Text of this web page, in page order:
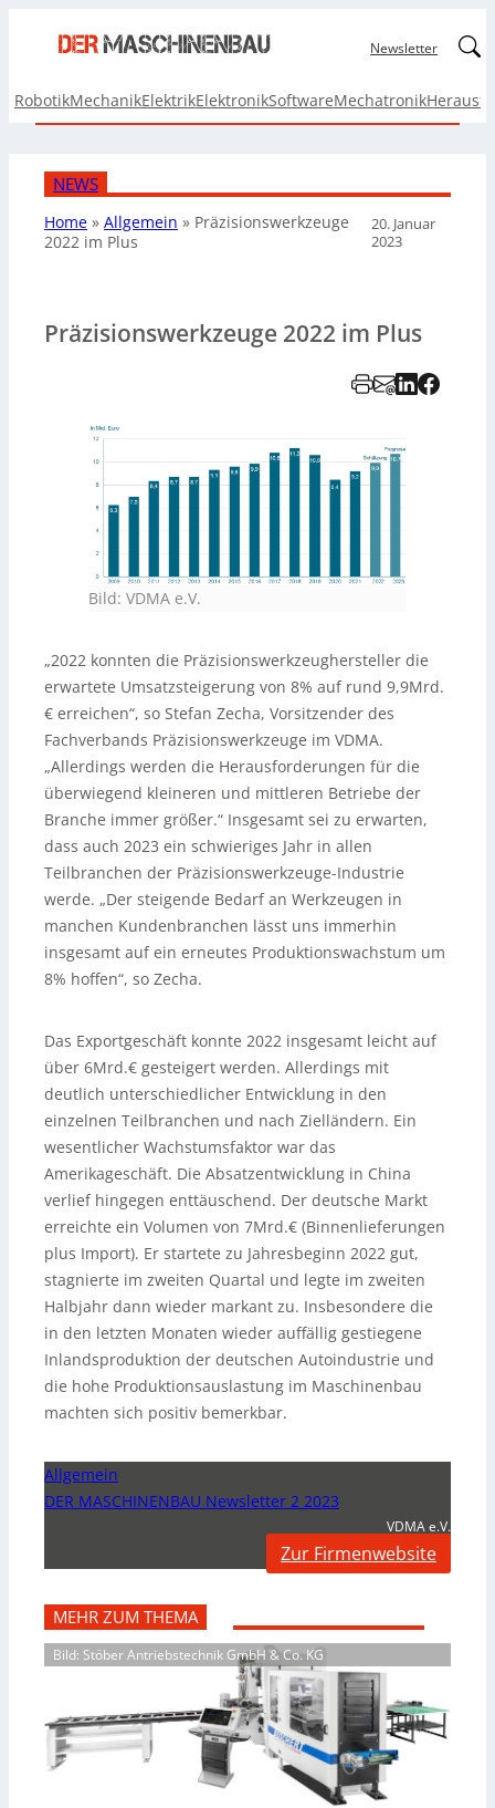
Newsletter
RobotikMechanikElektrikElektronikSoftwareMechatronik
NEWS
Home » Allgemein » Präzisionswerkzeuge
2022 im Plus
20. Januar
2023
Präzisionswerkzeuge 2022 im Plus
Bild: VDMA e.V.
„2022 konnten die Präzisionswerkzeughersteller die
erwartete Umsatzsteigerung von 8% auf rund 9,9Mrd.
€ erreichen“, so Stefan Zecha, Vorsitzender des
Fachverbands Präzisionswerkzeuge im VDMA.
„Allerdings werden die Herausforderungen für die
überwiegend kleineren und mittleren Betriebe der
Branche immer größer.“ Insgesamt sei zu erwarten,
dass auch 2023 ein schwieriges Jahr in allen
Teilbranchen der Präzisionswerkzeuge-Industrie
werde. „Der steigende Bedarf an Werkzeugen in
manchen Kundenbranchen lässt uns immerhin
insgesamt auf ein erneutes Produktionswachstum um
8% hoffen“, so Zecha.
Das Exportgeschäft konnte 2022 insgesamt leicht auf
über 6Mrd.€ gesteigert werden. Allerdings mit
deutlich unterschiedlicher Entwicklung in den
einzelnen Teilbranchen und nach Zielländern. Ein
wesentlicher Wachstumsfaktor war das
Amerikageschäft. Die Absatzentwicklung in China
verlief hingegen enttäuschend. Der deutsche Markt
erreichte ein Volumen von 7Mrd.€ (Binnenlieferungen
plus Import). Er startete zu Jahresbeginn 2022 gut,
stagnierte im zweiten Quartal und legte im zweiten
Halbjahr dann wieder markant zu. Insbesondere die
in den letzten Monaten wieder auffällig gestiegene
Inlandsproduktion der deutschen Autoindustrie und
die hohe Produktionsauslastung im Maschinenbau
machten sich positiv bemerkbar.
Allgemein
DER MASCHINENBAU Newsletter 2 2023
VDMA e.V.
Zur Firmenwebsite
MEHR ZUM THEMA
Bild: Stöber Antriebstechnik GmbH & Co. KG